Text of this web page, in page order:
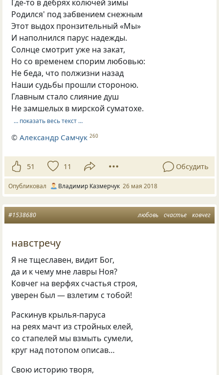
Где-то в дебрях колючей зимы
Родился' под забвением снежным
Этот выдох пронзительный «Мы»
И наполнился парус надежды.
Солнце смотрит уже на закат,
Но со временем спорим любовью:
Не беда, что полжизни назад
Наши судьбы прошли стороною.
Главным стало слияние душ
Не замшелых в мирской суматохе.
… показать весь текст …
©Александр Самчук 260
51 11 Обсудить
Опубликовал Владимир Казмерчук 26 мая 2018
любовь счастье ковчег
#1538680
навстречу
Я не тщеславен, видит Бог,
да и к чему мне лавры Ноя?
Ковчег на верфях счастья строя,
уверен был — взлетим с тобой!
Раскинув крылья-паруса
на реях мачт из стройных елей,
со стапелей мы взмыть сумели,
круг над потопом описав…
Свою историю творя,